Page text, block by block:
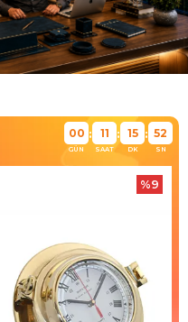
%9
00
GÜN
: 11
SAAT
: 15
DK
: 51
SN